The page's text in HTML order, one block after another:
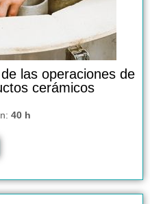
las operaciones de
cerámicos
40 h